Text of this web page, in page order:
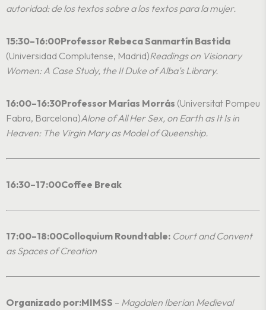
autoridad: de los textos sobre a los textos para la mujer.
15:30–16:00Professor Rebeca Sanmartín Bastida
(Universidad Complutense, Madrid)Readings on Visionary
Women: A Case Study, the II Duke of Alba’s Library.
16:00–16:30Professor Marías Morrás (Universitat Pompeu
Fabra, Barcelona)Alone of All Her Sex, on Earth as It Is in
Heaven: The Virgin Mary as Model of Queenship.
16:30–17:00Coffee Break
17:00–18:00Colloquium Roundtable: Court and Convent
as Spaces of Creation
Organizado por:MIMSS – Magdalen Iberian Medieval